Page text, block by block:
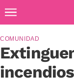
COMUNIDAD